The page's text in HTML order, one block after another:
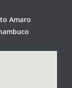
Amaro